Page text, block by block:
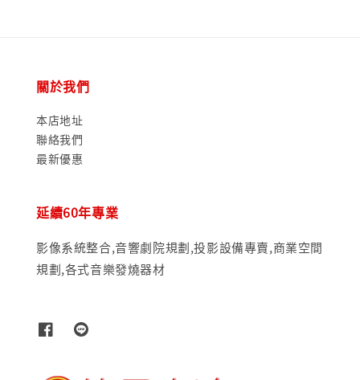
關於我們
本店地址
聯絡我們
最新優惠
延續60年專業
影像系統整合,音響劇院規劃,投影設備專賣,商業空間
規劃,各式音樂發燒器材